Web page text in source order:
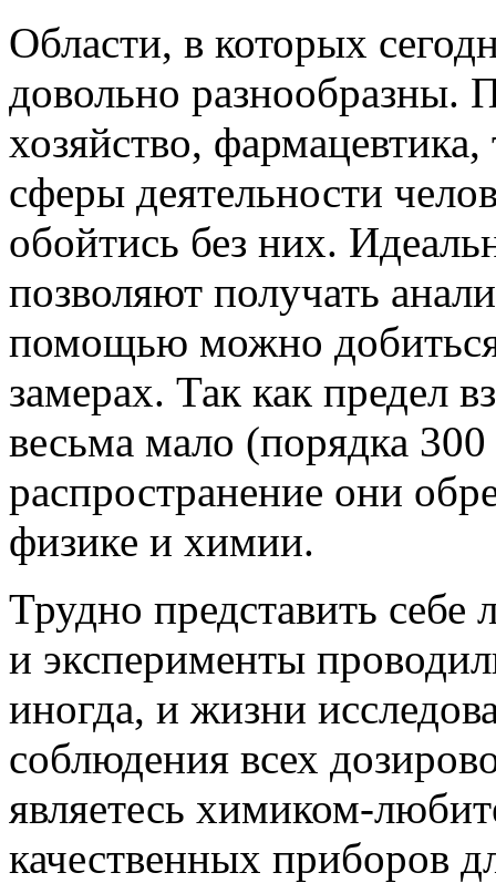
Области, в которых
довольно разнообразны.
хозяйство,
сферы деятельности
обойтись без них.
позволяют получать
помощью можно
замерах. Так как предел
весьма мало (порядка
распространение они
физике и химии.
Трудно представить
и эксперименты
иногда, и жизни
соблюдения всех
являетесь химиком-
качественных приборов